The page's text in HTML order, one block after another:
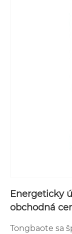
Energeticky
obchodná
Tongbaote sa